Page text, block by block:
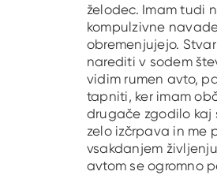
želodec. Imam tudi
kompulzivne
obremenjujejo.
narediti v sodem
vidim rumen avto,
tapniti, ker imam
drugače zgodilo kaj
zelo izčrpava in me
vsakdanjem
avtom se ogromno